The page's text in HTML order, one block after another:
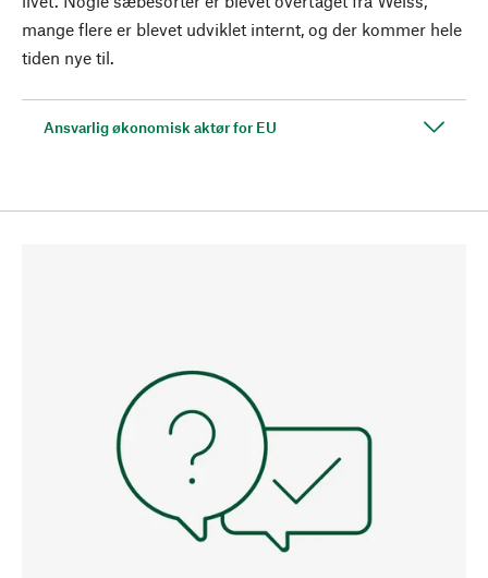
mange flere er blevet udviklet internt, og der kommer hele
tiden nye til.
Ansvarlig økonomisk aktør for EU